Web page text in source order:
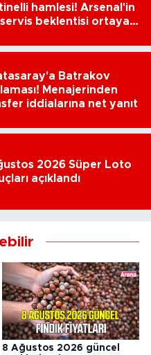
hamlesi! Arsenal'in
beklentisi ortaya
Batrakov
Menajerinden
iddialarına net yanıt
2026 Süper Loto
açıklandı
8 Ağustos 2026 güncel